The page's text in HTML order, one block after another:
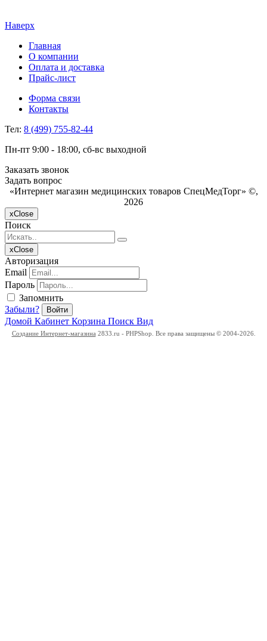
Наверх
Главная
О компании
Оплата и доставка
Прайс-лист
Форма связи
Контакты
Тел: 8 (499) 755-82-44
Пн-пт 9:00 - 18:00, сб-вс выходной
Заказать звонок
Задать вопрос
«Интернет магазин медицинских товаров СпецМедТорг» ©,
2026
xClose
Поиск
xClose
Авторизация
Email
Пароль
Запомнить
Забыли?
Войти
Домой Кабинет Корзина Поиск Вид
Создание Интернет-магазина 2833.ru - PHPShop. Все права защищены © 2004-2026.